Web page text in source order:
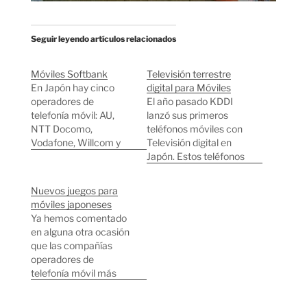
Seguir leyendo artículos relacionados
Móviles Softbank
En Japón hay cinco
operadores de
telefonía móvil: AU,
NTT Docomo,
Vodafone, Willcom y
Vodafone, pero tal y
como contaba Fer
hace unos meses el
gigante financiero
Softbank compró
Vodafone en Japón.
Softbank es también el
Televisión terrestre
digital para Móviles
El año pasado KDDI
lanzó sus primeros
teléfonos móviles con
Televisión digital en
Japón. Estos teléfonos
Nuevos juegos para
móviles japoneses
Ya hemos comentado
en alguna otra ocasión
que las compañías
operadores de
telefonía móvil más